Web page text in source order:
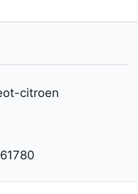
citroen